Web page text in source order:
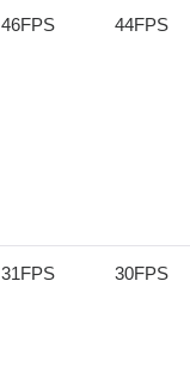
46FPS 44FPS
31FPS 30FPS